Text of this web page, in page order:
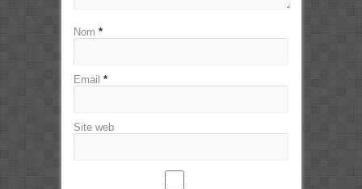
Nom *
Email *
Site web